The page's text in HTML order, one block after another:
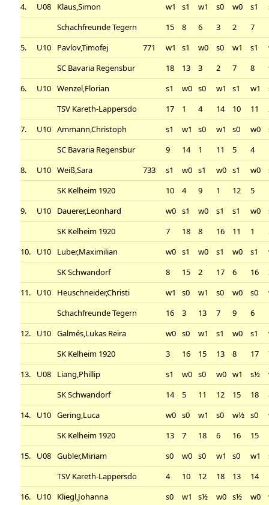
4.
U08 Klaus,Simon w1 s1 w1 s0 w0 s1
Schachfreunde Tegern
15 8 6 3 2 7
5.
U10 Pavlov,Timofej 771 w1 s1 w0 s0 w1 s1
SC Bavaria Regensbur
18 13 3 2 7 8
6.
U10 Wenzel,Florian s1 w0 s0 w1 s1 w1
TSV Kareth-Lappersdo
17 1 4 14 10 11
7.
U10 Ammann,Christoph s1 w1 s0 w1 s0 w0
SC Bavaria Regensbur
9 14 1 11 5 4
8.
U10 Weiß,Sara 733 s1 w0 s1 w0 s1 w0
SK Kelheim 1920
10 4 9 1 12 5
9.
U10 Dauerer,Leonhard w0 s1 w0 s1 s1 w0
SK Kelheim 1920
7 18 8 16 11 1
10.
U10 Luber,Maximilian w0 s1 w0 s1 w0 s1
SK Schwandorf
8 15 2 17 6 16
11.
U10 Heuschneider,Christi w1 s0 w1 s0 w0 s0
Schachfreunde Tegern
16 3 13 7 9 6
12.
U10 Galmés,Lukas Reira w0 s0 w1 s1 w0 s1
SK Kelheim 1920
3 16 15 13 8 17
13.
U08 Liang,Phillip s1 w0 s0 w0 w1 s½
SK Schwandorf
14 5 11 12 15 18
14.
U10 Gering,Luca w0 s0 w1 s0 w½ s0
SK Kelheim 1920
13 7 18 6 16 15
15.
U08 Gubler,Miriam s0 w0 s0 w1 s0 w1
TSV Kareth-Lappersdo
4 10 12 18 13 14
16.
U10 Kliegl,Johanna s0 w1 s½ w0 s½ w0